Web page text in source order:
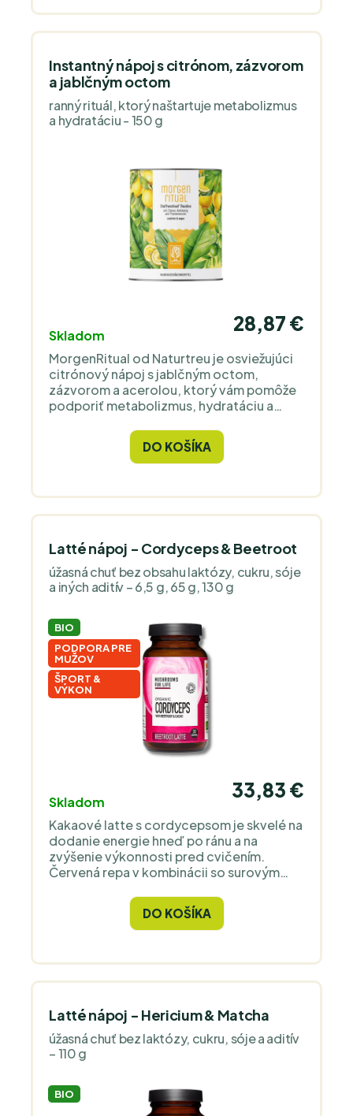
Instantný nápoj s citrónom, zázvorom
a jablčným octom
ranný rituál, ktorý naštartuje metabolizmus
a hydratáciu - 150 g
Skladom
28,87 €
MorgenRitual od Naturtreu je osviežujúci
citrónový nápoj s jablčným octom,
zázvorom a acerolou, ktorý vám pomôže
podporiť metabolizmus, hydratáciu a
chcú svojmu telu po prebudení dopriať to
DO KOŠÍKA
Latté nápoj - Cordyceps & Beetroot
úžasná chuť bez obsahu laktózy, cukru, sóje
a iných aditív – 6,5 g, 65 g, 130 g
BIO
PODPORA PRE
MUŽOV
ŠPORT &
VÝKON
Skladom
33,83 €
Kakaové latte s cordycepsom je skvelé na
dodanie energie hneď po ránu a na
zvýšenie výkonnosti pred cvičením.
Červená repa v kombinácii so surovým
mliekom jej dodáva veľmi lahodnú chuť a
krásnu ružovú farbu.DO KOŠÍKA
Latté nápoj - Hericium & Matcha
úžasná chuť bez laktózy, cukru, sóje a aditív
– 110 g
BIO